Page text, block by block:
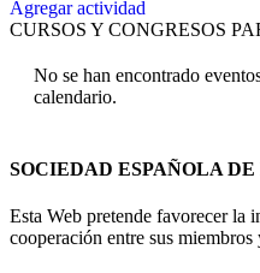
Agregar actividad
CURSOS Y CONGRESOS
No se han encontrado
calendario.
SOCIEDAD ESPAÑOLA
Esta Web pretende favorecer la
cooperación entre sus